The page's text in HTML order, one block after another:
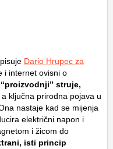
Dario Hrupec za
i internet ovisni o
struje,
ključna prirodna pojava u
nastaje kad se mijenja
električni napon i
i žicom do
isti princip